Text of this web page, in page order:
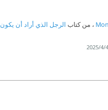
، من كتاب الرجل الذي أراد أن يكون
4‏/4‏/2025